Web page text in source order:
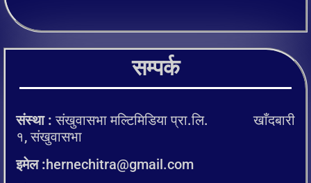
सम्पर्क
संस्था : संखुवासभा मल्टिमिडिया प्रा.लि. खाँदबारी
१, संखुवासभा
इमेल :hernechitra@gmail.com